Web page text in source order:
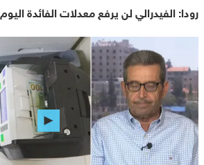
رودا: الفيدرالي لن يرفع معدلات الفائدة اليوم